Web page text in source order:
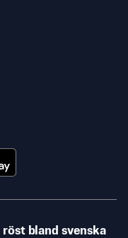
röst bland svenska